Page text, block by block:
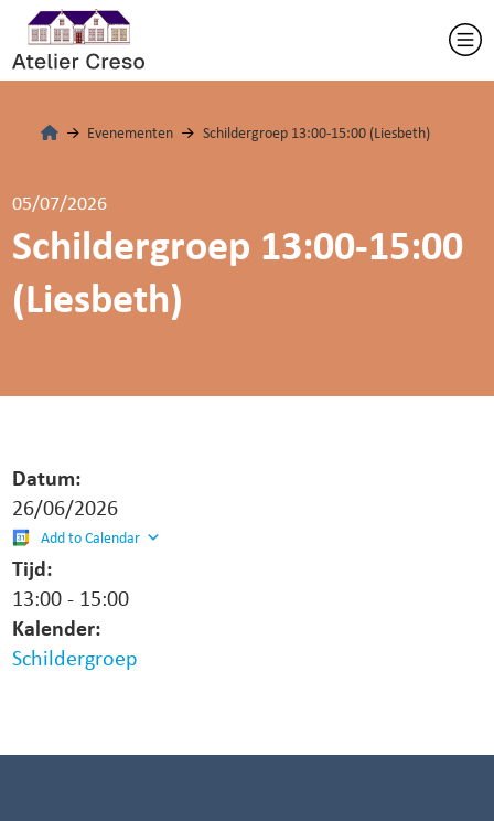
Evenementen Schildergroep 13:00-15:00 (Liesbeth)
05/07/2026
Schildergroep 13:00-15:00
(Liesbeth)
Datum:
26/06/2026
Add to Calendar
Tijd:
13:00- 15:00
Kalender:
Schildergroep